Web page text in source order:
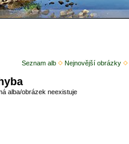
Seznam alb
Nejnovější obrázky
alba/obrázek neexistuje